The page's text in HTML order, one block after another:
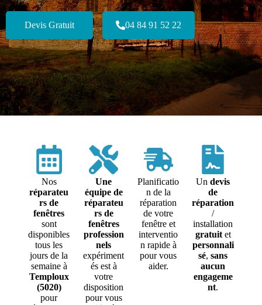
Devis Gratuit 04 84 91 52 22
Nos
réparateu
rs de
fenêtres
sont
disponibles
tous les
jours de la
semaine à
Temploux
(5020)
pour
Une
équipe de
réparateu
rs de
fenêtres
profession
nels
expériment
és est à
votre
disposition
pour vous
Planificatio
n de la
réparation
de votre
fenêtre et
interventio
n rapide à
pour vous
aider.
Undevis
de
réparation
/
installation
gratuitet
personnali
sé,sans
aucun
engageme
nt.